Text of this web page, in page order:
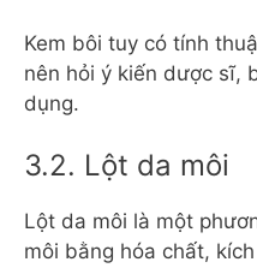
Kem bôi tuy có tính
nên hỏi ý kiến dược sĩ,
dụng.
3.2. Lột da môi
Lột da môi là một
môi bằng hóa chất,